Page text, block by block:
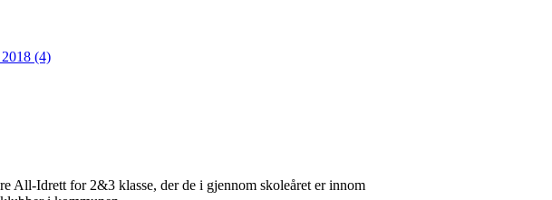
2018 (4)
All-Idrett for 2&3 klasse, der de i gjennom skoleåret er innom